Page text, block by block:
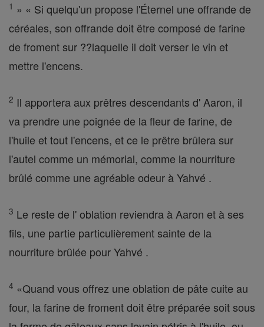
1 » « Si quelqu'un propose l'Éternel une offrande de
céréales, son offrande doit être composé de farine
de froment sur ??laquelle il doit verser le vin et
mettre l'encens.
2 Il apportera aux prêtres descendants d' Aaron, il
va prendre une poignée de la fleur de farine, de
l'huile et tout l'encens, et ce le prêtre brûlera sur
l'autel comme un mémorial, comme la nourriture
brûlé comme une agréable odeur à Yahvé .
3 Le reste de l' oblation reviendra à Aaron et à ses
fils, une partie particulièrement sainte de la
nourriture brûlée pour Yahvé .
4 «Quand vous offrez une oblation de pâte cuite au
four, la farine de froment doit être préparée soit sous